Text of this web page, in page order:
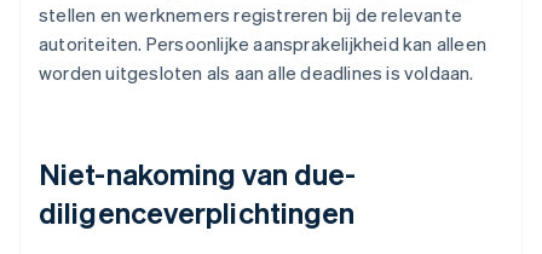
stellen en werknemers registreren bij de relevante
autoriteiten. Persoonlijke aansprakelijkheid kan alleen
worden uitgesloten als aan alle deadlines is voldaan.
Niet-nakoming van due-
diligenceverplichtingen